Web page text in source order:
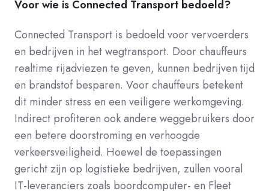
Voor wie is Connected Transport bedoeld?
Connected Transport is bedoeld voor vervoerders
en bedrijven in het wegtransport. Door chauffeurs
realtime rijadviezen te geven, kunnen bedrijven tijd
en brandstof besparen. Voor chauffeurs betekent
dit minder stress en een veiligere werkomgeving.
Indirect profiteren ook andere weggebruikers door
een betere doorstroming en verhoogde
verkeersveiligheid. Hoewel de toepassingen
gericht zijn op logistieke bedrijven, zullen vooral
IT-leveranciers zoals boordcomputer- en Fleet